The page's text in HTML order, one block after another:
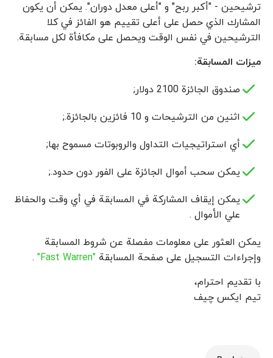
ترشيحين - "أكبر ربح" و "أعلى معدل دوران". يمكن أن يكون
المشارك الذي حصل على أعلى تقييم هو الفائز في كلا
الترشيحين في نفس الوقت ويحصل على مكافأة لكل مسابقة.
ميزات المسابقة:
صندوق الجائزة 2100 دولار;
اثنين من الترشيحات و 10 فائزين بالجائزة.;
أي استراتيجيات التداول والروبوتات مسموح بها;
يمكن سحب أموال الجائزة على الفور دون حدود.;
يمكن إيقاف المشاركة في المسابقة في أي وقت والحفاظ
علي الأموال .
يمكن العثور على معلومات مفصلة عن شروط المسابقة
وإجراءات التسجيل على صفحة المسابقة "Fast Warren"
.
با تقدیم احترام،
تیم ایکس چیف